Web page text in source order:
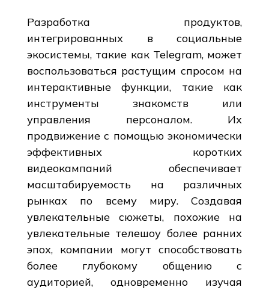
Разработка продуктов,
интегрированных в социальные
экосистемы, такие как Telegram, может
воспользоваться растущим спросом на
интерактивные функции, такие как
инструменты знакомств или
управления персоналом. Их
продвижение с помощью экономически
эффективных коротких
видеокампаний обеспечивает
масштабируемость на различных
рынках по всему миру. Создавая
увлекательные сюжеты, похожие на
увлекательные телешоу более ранних
эпох, компании могут способствовать
более глубокому общению с
аудиторией, одновременно изучая